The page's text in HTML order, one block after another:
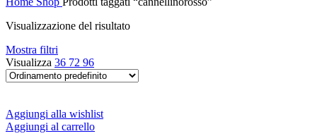
Visualizzazione del risultato
Mostra filtri
Visualizza 36 72 96
Aggiungi alla wishlist
Aggiungi al carrello